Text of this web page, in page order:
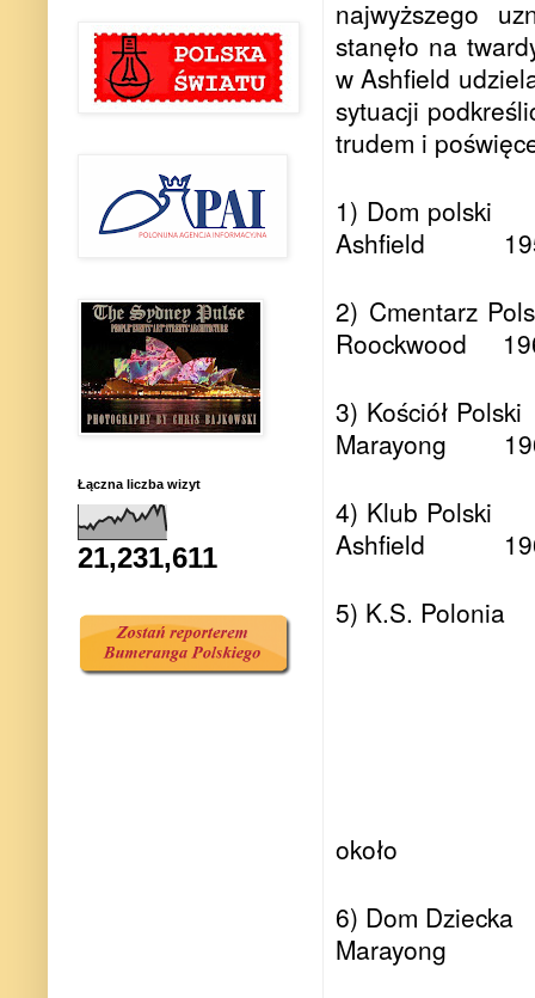
najwyższego
stanęło na
w Ashfield
sytuacji
trudem i
1) Dom polski
Ashfield
2) Cmentarz
Roockwood
3) Kościół Polski
Marayong
4) Klub Polski
Ashfield
5) K.S. Polonia
około
6) Dom Dziecka
Marayong
Łączna liczba wizyt
21,231,611